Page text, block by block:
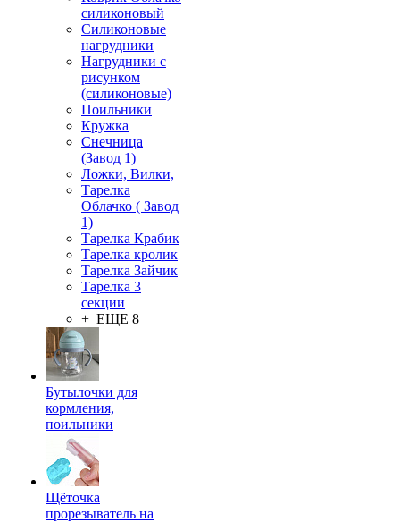
силиконовый
Силиконовые
нагрудники
Нагрудники с
рисунком
(силиконовые)
Поильники
Кружка
Снечница
(Завод 1)
Ложки, Вилки,
Тарелка
Облачко ( Завод
1)
Тарелка Крабик
Тарелка кролик
Тарелка Зайчик
Тарелка 3
секции
+ ЕЩЕ 8
Бутылочки для
кормления,
поильники
Щёточка
прорезыватель на